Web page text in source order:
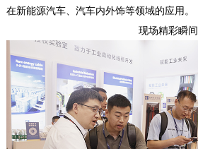
在新能源汽车、汽车内外饰等领域的应用。
现场精彩瞬间